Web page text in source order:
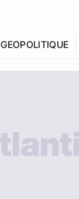
GEOPOLITIQUE